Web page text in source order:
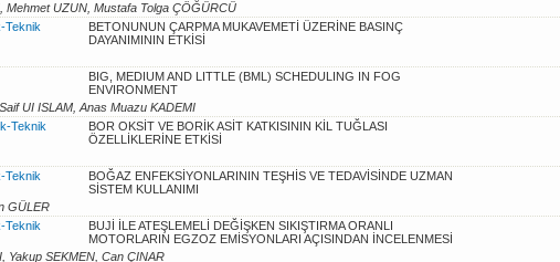
Mehmet UZUN, Mustafa Tolga ÇÖĞÜRCÜ
Teknik
BETONUNUN ÇARPMA MUKAVEMETİ ÜZERİNE BASINÇ
DAYANIMININ ETKİSİ
BIG, MEDIUM AND LITTLE (BML) SCHEDULING IN FOG
ENVIRONMENT
UI ISLAM, Anas Muazu KADEMI
Teknik
BOR OKSİT VE BORİK ASİT KATKISININ KİL TUĞLASI
ÖZELLİKLERİNE ETKİSİ
Teknik
BOĞAZ ENFEKSİYONLARININ TEŞHİS VE TEDAVİSİNDE UZMAN
SİSTEM KULLANIMI
GÜLER
Teknik
BUJİ İLE ATEŞLEMELİ DEĞİŞKEN SIKIŞTIRMA ORANLI
MOTORLARIN EGZOZ EMİSYONLARI AÇISINDAN İNCELENMESİ
Yakup SEKMEN, Can ÇINAR